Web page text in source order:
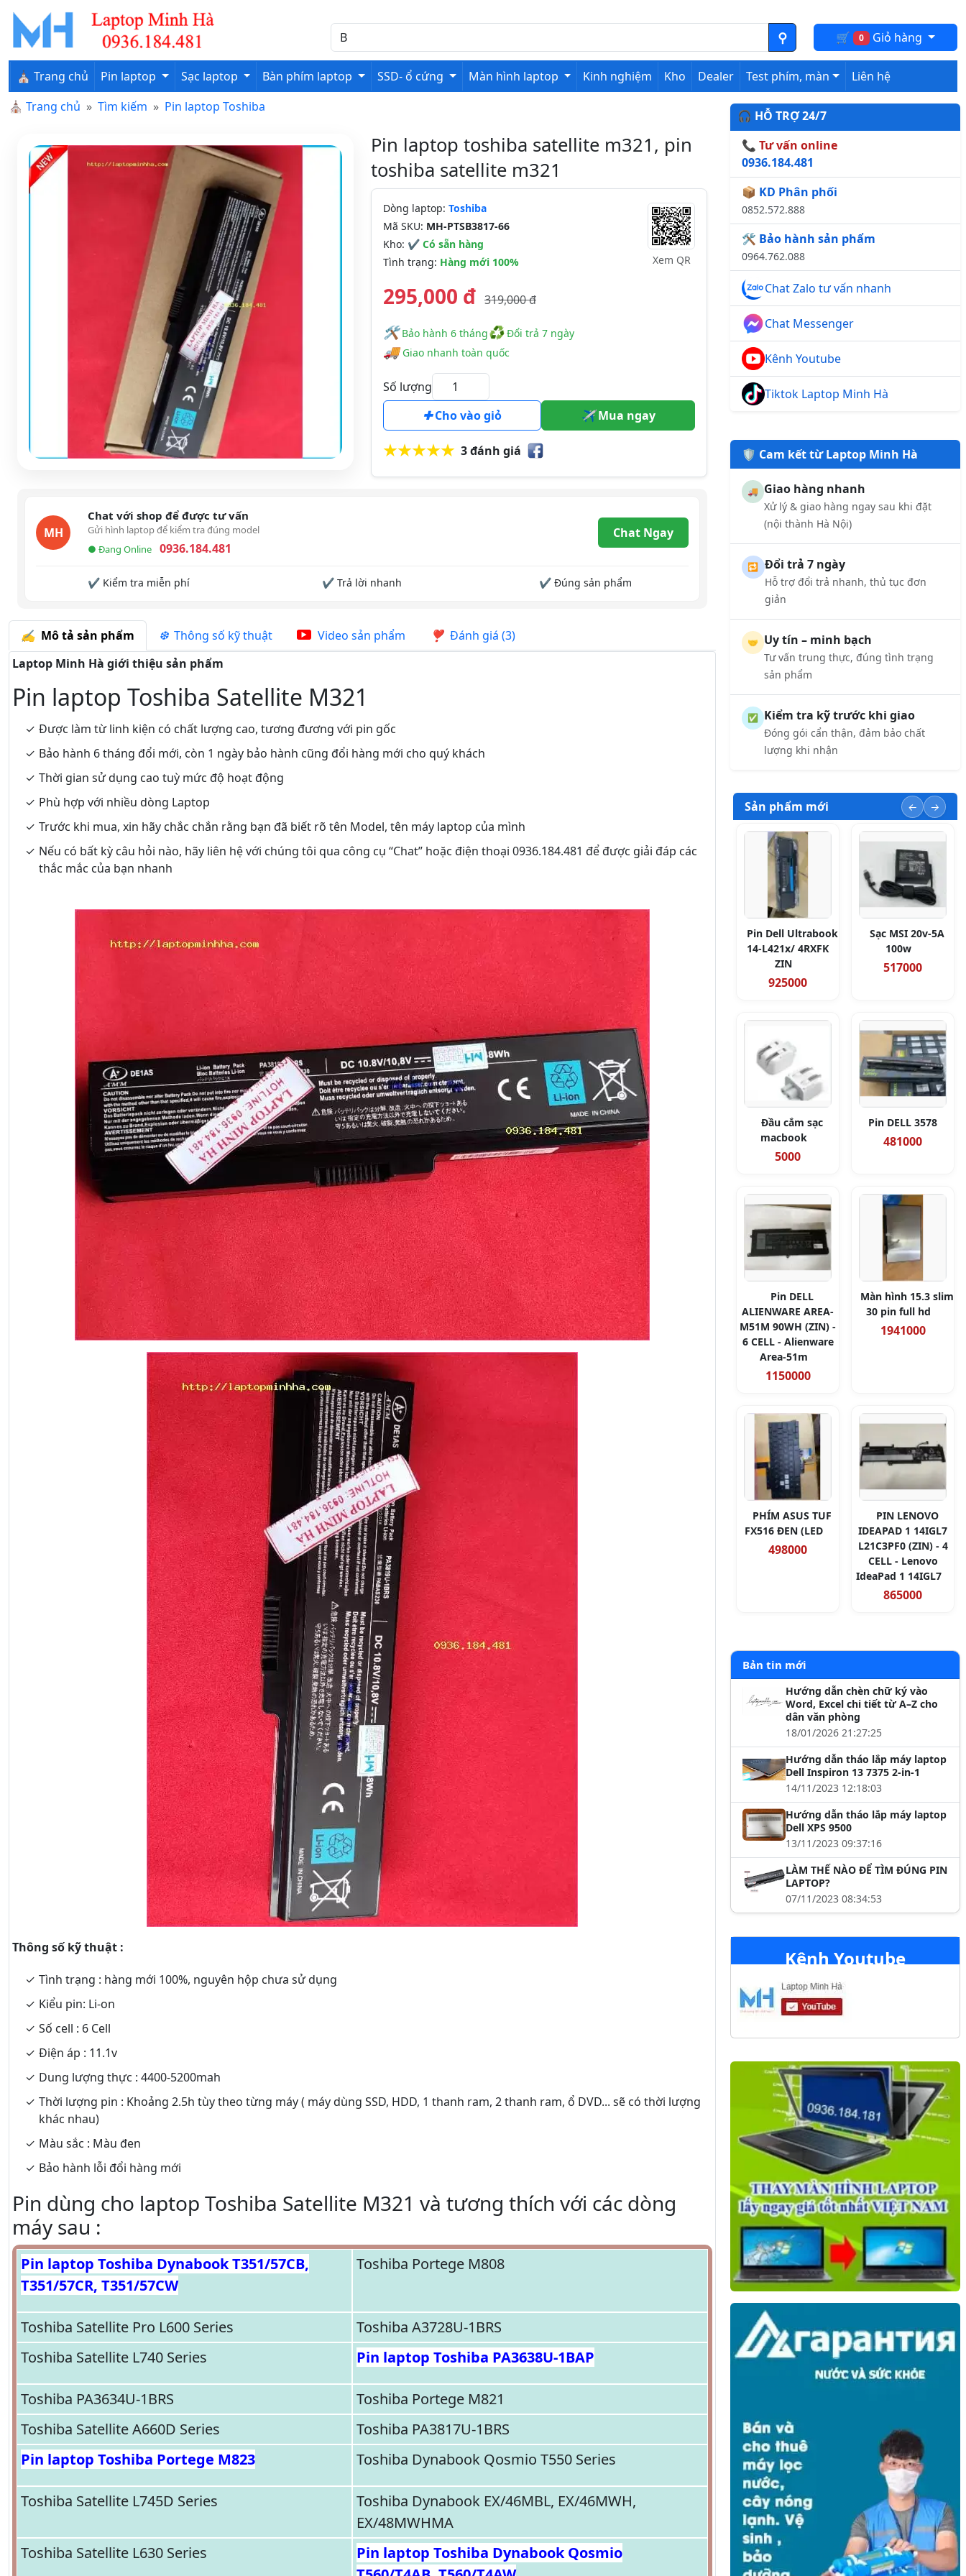
🛒 0 Giỏ hàng
⛪ Trang chủ Pin laptop Sạc laptop Bàn phím laptop SSD- ổ cứng Màn hình laptop Kinh nghiệm Kho Dealer Test phím, màn
Liên hệ
⛪ Trang chủ Tìm kiếm Pin laptop Toshiba
Pin laptop toshiba satellite m321, pin
toshiba satellite m321
Dòng laptop: Toshiba
Mã SKU: MH-PTSB3817-66
Kho: ✔ Có sẵn hàng
Tình trạng: Hàng mới 100% Xem QR
295,000 đ 319,000 đ
🛠️️ Bảo hành 6 tháng♻Đổi trả 7 ngày
🚚Giao nhanh toàn quốc
Số lượng
Cho vào giỏ
Mua ngay
3 đánh giá
MH
Chat với shop để được tư vấn
Gửi hình laptop để kiểm tra đúng model
● Đang Online
0936.184.481
Chat Ngay
✔ Kiểm tra miễn phí ✔ Trả lời nhanh ✔ Đúng sản phẩm
Mô tả sản phẩm Thông số kỹ thuật Video sản phẩm
Đánh giá (3)
Laptop Minh Hà giới thiệu sản phẩm
Pin laptop Toshiba Satellite M321
Được làm từ linh kiện có chất lượng cao, tương đương với pin gốc
Bảo hành 6 tháng đổi mới, còn 1 ngày bảo hành cũng đổi hàng mới cho quý khách
Thời gian sử dụng cao tuỳ mức độ hoạt động
Phù hợp với nhiều dòng Laptop
Trước khi mua, xin hãy chắc chắn rằng bạn đã biết rõ tên Model, tên máy laptop của mình
Nếu có bất kỳ câu hỏi nào, hãy liên hệ với chúng tôi qua công cụ “Chat” hoặc điện thoại 0936.184.481 để được giải đáp các
thắc mắc của bạn nhanh
Thông số kỹ thuật :
Tình trạng : hàng mới 100%, nguyên hộp chưa sử dụng
Kiểu pin: Li-on
Số cell : 6 Cell
Điện áp : 11.1v
Dung lượng thực : 4400-5200mah
Thời lượng pin : Khoảng 2.5h tùy theo từng máy ( máy dùng SSD, HDD, 1 thanh ram, 2 thanh ram, ổ DVD... sẽ có thời lượng
khác nhau)
Màu sắc : Màu đen
Bảo hành lỗi đổi hàng mới
Pin dùng cho laptop Toshiba Satellite M321 và tương thích với các dòng
máy sau :
Pin laptop Toshiba Dynabook T351/57CB,
T351/57CR, T351/57CW
Toshiba Portege M808
Toshiba Satellite Pro L600 Series
Toshiba A3728U-1BRS
Toshiba Satellite L740 Series
Pin laptop Toshiba PA3638U-1BAP
Toshiba PA3634U-1BRS
Toshiba Portege M821
Toshiba Satellite A660D Series
Toshiba PA3817U-1BRS
Pin laptop Toshiba Portege M823
Toshiba Dynabook Qosmio T550 Series
Toshiba Satellite L745D Series
Toshiba Dynabook EX/46MBL, EX/46MWH,
EX/48MWHMA
Toshiba Satellite L630 Series
Pin laptop Toshiba Dynabook Qosmio
🎧 HỖ TRỢ 24/7
📞 Tư vấn online
0936.184.481
📦 KD Phân phối
0852.572.888
🛠️ Bảo hành sản phẩm
0964.762.088
Chat Zalo tư vấn nhanh
Chat Messenger
Kênh Youtube
Tiktok Laptop Minh Hà
🛡️ Cam kết từ Laptop Minh Hà
🚚 Giao hàng nhanh
Xử lý & giao hàng ngay sau khi đặt
(nội thành Hà Nội)
🔁 Đổi trả 7 ngày
Hỗ trợ đổi trả nhanh, thủ tục đơn
giản
🤝 Uy tín – minh bạch
Tư vấn trung thực, đúng tình trạng
sản phẩm
✅ Kiểm tra kỹ trước khi giao
Đóng gói cẩn thận, đảm bảo chất
lượng khi nhận
Sản phẩm mới
Pin Dell Ultrabook
14-L421x/ 4RXFK
ZIN
925000
Sạc MSI 20v-5A
100w
517000
Đầu cắm sạc
macbook
5000
Pin DELL 3578
481000
Pin DELL
ALIENWARE AREA-
M51M 90WH (ZIN) -
6 CELL - Alienware
Area-51m
1150000
Màn hình 15.3 slim
30 pin full hd
1941000
PHÍM ASUS TUF
FX516 ĐEN (LED
498000
PIN LENOVO
IDEAPAD 1 14IGL7
L21C3PF0 (ZIN) - 4
CELL - Lenovo
IdeaPad 1 14IGL7
865000
Bản tin mới
Hướng dẫn chèn chữ ký vào
Word, Excel chi tiết từ A–Z cho
dân văn phòng
18/01/2026 21:27:25
Hướng dẫn tháo lắp máy laptop
Dell Inspiron 13 7375 2-in-1
14/11/2023 12:18:03
Hướng dẫn tháo lắp máy laptop
Dell XPS 9500
13/11/2023 09:37:16
LÀM THẾ NÀO ĐỂ TÌM ĐÚNG PIN
LAPTOP?
07/11/2023 08:34:53
Kênh Youtube